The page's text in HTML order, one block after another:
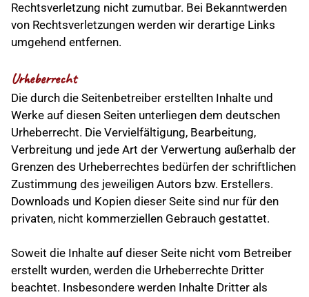
Rechtsverletzung nicht zumutbar. Bei Bekanntwerden
von Rechtsverletzungen werden wir derartige Links
umgehend entfernen.
Urheberrecht
Die durch die Seitenbetreiber erstellten Inhalte und
Werke auf diesen Seiten unterliegen dem deutschen
Urheberrecht. Die Vervielfältigung, Bearbeitung,
Verbreitung und jede Art der Verwertung außerhalb der
Grenzen des Urheberrechtes bedürfen der schriftlichen
Zustimmung des jeweiligen Autors bzw. Erstellers.
Downloads und Kopien dieser Seite sind nur für den
privaten, nicht kommerziellen Gebrauch gestattet.
Soweit die Inhalte auf dieser Seite nicht vom Betreiber
erstellt wurden, werden die Urheberrechte Dritter
beachtet. Insbesondere werden Inhalte Dritter als